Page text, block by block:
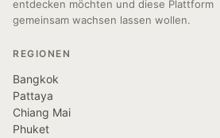
entdecken möchten und diese Plattform
gemeinsam wachsen lassen wollen.
REGIONEN
Bangkok
Pattaya
Chiang Mai
Phuket